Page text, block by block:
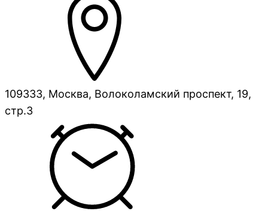
109333, Москва, Волоколамский проспект, 19,
стр.3